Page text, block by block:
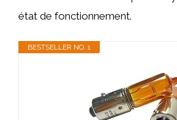
état de fonctionnement.
BESTSELLER NO. 1